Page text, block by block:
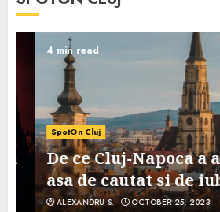
4 min read
SpotOn Cluj
De ce Cluj-Napoca a
asa de cautat si de
ALEXANDRU S. OCTOBER 25, 2023